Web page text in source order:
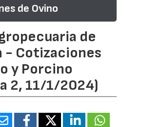
de Ovino
de
- Cotizaciones
y Porcino
2, 11/1/2024)